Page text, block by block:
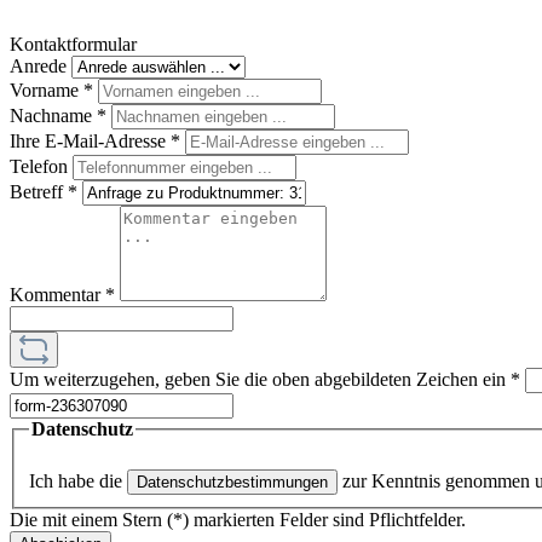
Kontaktformular
Anrede
Vorname *
Nachname *
Ihre E-Mail-Adresse *
Telefon
Betreff *
Kommentar *
Um weiterzugehen, geben Sie die oben abgebildeten Zeichen ein *
Datenschutz
Ich habe die Datenschutzbestimmungen
zur Kenntnis genommen
Die mit einem Stern (*) markierten Felder sind Pflichtfelder.